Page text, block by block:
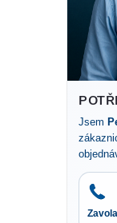
a
n
n
Jsem